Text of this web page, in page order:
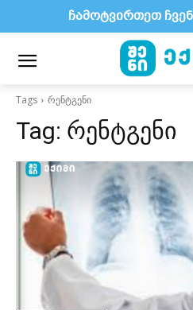
Tags რენტგენი
Tag: რენტგენი
ჩამოტვირთეთ